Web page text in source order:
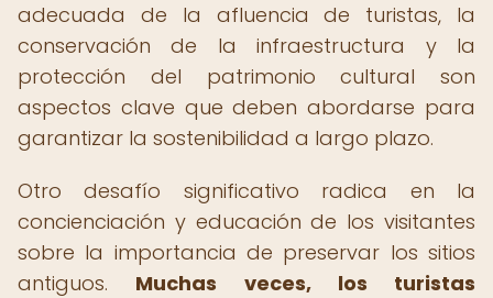
adecuada de la afluencia de turistas, la
conservación de la infraestructura y la
protección del patrimonio cultural son
aspectos clave que deben abordarse para
garantizar la sostenibilidad a largo plazo.
Otro desafío significativo radica en la
concienciación y educación de los visitantes
sobre la importancia de preservar los sitios
antiguos. Muchas veces, los turistas